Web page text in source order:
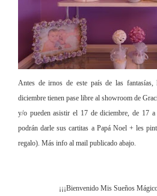
Antes de irnos de este país de las
diciembre tienen pase libre al showroom de
y/o pueden asistir el 17 de diciembre, de 17
podrán darle sus cartitas a Papá Noel + les
regalo). Más info al mail publicado abajo.
¡¡¡Bienvenido Mis Sueños